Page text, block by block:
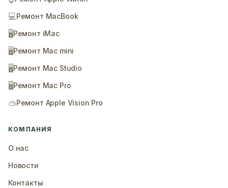
💻Ремонт MacBook
🖥️Ремонт iMac
🖥️Ремонт Mac mini
🖥️Ремонт Mac Studio
🖥️Ремонт Mac Pro
🥽Ремонт Apple Vision Pro
КОМПАНИЯ
О нас
Новости
Контакты